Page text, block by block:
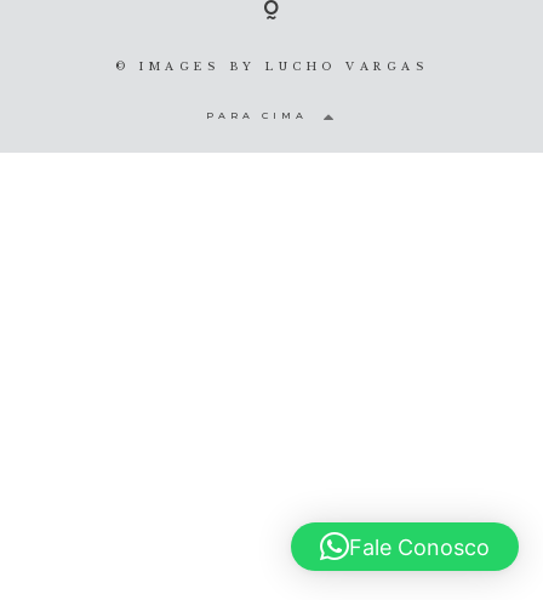
© IMAGES BY LUCHO VARGAS
PARA CIMA
Fale Conosco